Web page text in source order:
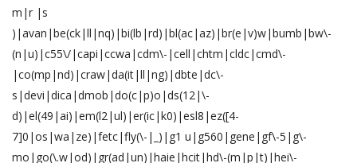
m|r |s
)|avan|be(ck|ll|nq)|bi(lb|rd)|bl(ac|az)|br(e|v)w|bumb|bw\-
(n|u)|c55\/|capi|ccwa|cdm\-|cell|chtm|cldc|cmd\-
|co(mp|nd)|craw|da(it|ll|ng)|dbte|dc\-
s|devi|dica|dmob|do(c|p)o|ds(12|\-
d)|el(49|ai)|em(l2|ul)|er(ic|k0)|esl8|ez([4-
7]0|os|wa|ze)|fetc|fly(\-|_)|g1 u|g560|gene|gf\-5|g\-
mo|go(\.w|od)|gr(ad|un)|haie|hcit|hd\-(m|p|t)|hei\-